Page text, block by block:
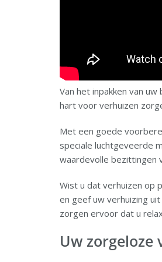
Van het inpakken van
hart voor verhuizen
Met een goede
speciale luchtgeveerde
waardevolle bezittingen
Wist u dat verhuizen op
en geef uw verhuizing
zorgen ervoor dat u
Uw